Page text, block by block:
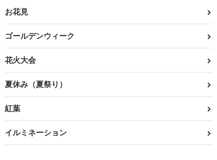
お花見
ゴールデンウィーク
花火大会
夏休み（夏祭り）
紅葉
イルミネーション